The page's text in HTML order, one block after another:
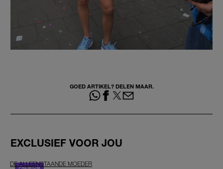
GOED ARTIKEL? DELEN MAAR.
EXCLUSIEF VOOR JOU
DE ALLEENSTAANDE MOEDER